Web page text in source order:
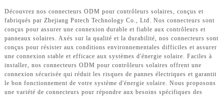
Découvrez nos connecteurs ODM pour contrôleurs solaires, conçus et
fabriqués par Zhejiang Pntech Technology Co., Ltd. Nos connecteurs sont
conçus pour assurer une connexion durable et fiable aux contrôleurs et
panneaux solaires. Axés sur la qualité et la durabilité, nos connecteurs sont
conçus pour résister aux conditions environnementales difficiles et assurer
une connexion stable et efficace aux systèmes d'énergie solaire. Faciles à
installer, nos connecteurs ODM pour contrôleurs solaires offrent une
connexion sécurisée qui réduit les risques de pannes électriques et garantit
le bon fonctionnement de votre système d'énergie solaire. Nous proposons
une variété de connecteurs pour répondre aux besoins spécifiques des